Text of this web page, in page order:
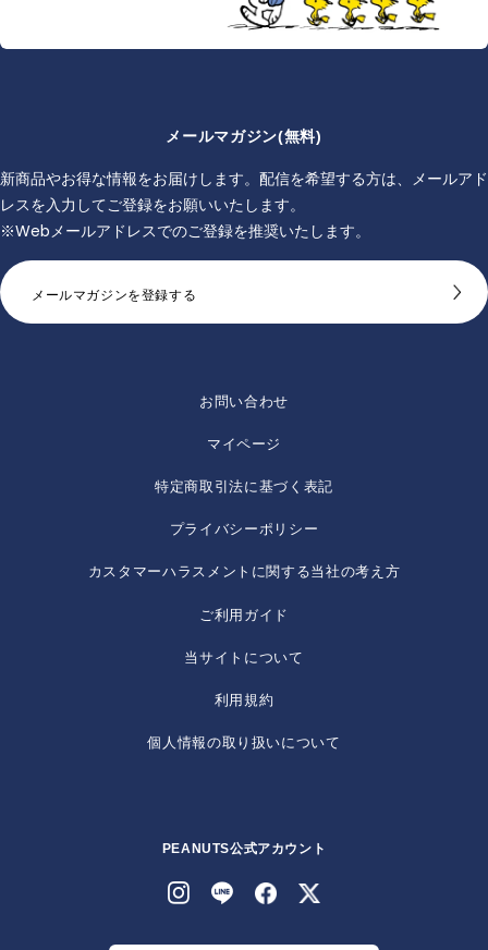
メールマガジン(無料)
新商品やお得な情報をお届けします。配信を希望する方は、メールアド
レスを入力してご登録をお願いいたします。
※Webメールアドレスでのご登録を推奨いたします。
メールマガジンを登録する
お問い合わせ
マイページ
特定商取引法に基づく表記
プライバシーポリシー
カスタマーハラスメントに関する当社の考え方
ご利用ガイド
当サイトについて
利用規約
個人情報の取り扱いについて
PEANUTS公式アカウント